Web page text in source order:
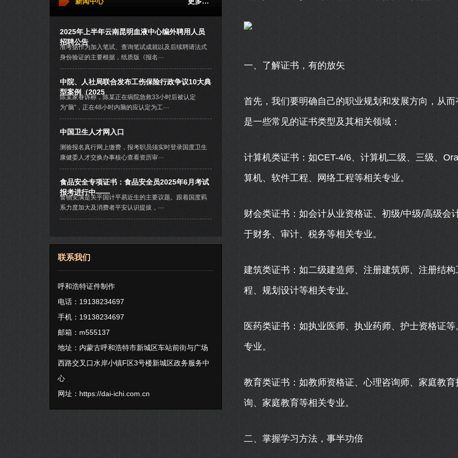
2025年上半年云南昆明血液中心编外聘用人员
招聘公告
准考据作为加入笔试、查询笔试成就以及后续聘请法式
身份验证的主要根据，纸质版《报名···
中院、人社局联合发布工伤保险行政争议10大典
型案例（2025
陈某家眷诉称，陈某正在病院急救33小时后被认定
为“脑”，正在48小时内脑的应认定为工···
中国卫生人才网入口
测验报名真行网上缴费，报考职员须实时登录国度卫生
康健委人才交换办事核心查看资历审···
食品安全专项证书：食品安全员2025年6月考试
报考进行中——
食物安满是关乎国计平易近生的主要议题。跟着国度羁
系力度加大及消费者平安认识提拔，···
联系我们
呼和浩特证件制作
电话：19138234697
手机：19138234697
邮箱：m555137
地址：内蒙古呼和浩特市新城区车站前街与广场
西路交叉口水岸小镇F区3号楼新城区政务服务中
心
网址： https://dai-ichi.com.cn
一、了解证书，有的放矢
首先，我们要明确自己的职业规划和发展方向，从
是一些常见的证书类型及其相关领域：
计算机类证书：如CET-4/6、计算机二级、三级、
算机、软件工程、网络工程等相关专业。
财会类证书：如会计从业资格证、初级/中级/高级会
于财务、审计、税务等相关专业。
建筑类证书：如二级建造师、注册建筑师、注册结
程、规划设计等相关专业。
医药类证书：如执业医师、执业药师、护士资格证
专业。
教育类证书：如教师资格证、心理咨询师、家庭教
询、家庭教育等相关专业。
二、掌握学习方法，事半功倍